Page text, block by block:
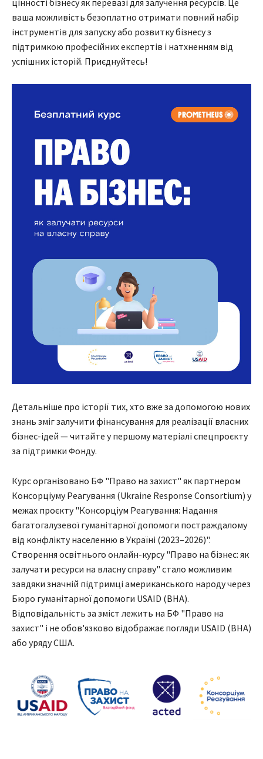
цінності бізнесу як перевазі для залучення ресурсів. Це
ваша можливість безоплатно отримати повний набір
інструментів для запуску або розвитку бізнесу з
підтримкою професійних експертів і натхненням від
успішних історій. Приєднуйтесь!
Детальніше про історії тих, хто вже за допомогою нових
знань зміг залучити фінансування для реалізації власних
бізнес-ідей — читайте у першому матеріалі спецпроєкту
за підтримки Фонду.
Курс організовано БФ "Право на захист" як партнером
Консорціуму Реагування (Ukraine Response Consortium) у
межах проєкту "Консорціум Реагування: Надання
багатогалузевої гуманітарної допомоги постраждалому
від конфлікту населенню в Україні (2023–2026)".
Створення освітнього онлайн-курсу "Право на бізнес: як
залучати ресурси на власну справу" стало можливим
завдяки значній підтримці американського народу через
Бюро гуманітарної допомоги USAID (BHA).
Відповідальність за зміст лежить на БФ "Право на
захист" і не обов'язково відображає погляди USAID (BHA)
або уряду США.